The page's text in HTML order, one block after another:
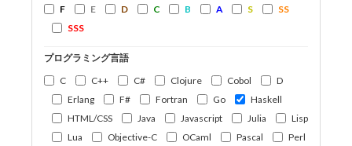
F
E D C B A S
SS
SSS
プログラミング言語
C
C++ C# Clojure Cobol
D
Erlang
F# Fortran Go
Haskell
HTML/CSS
Java Javascript Julia
Lisp
Lua
Objective-C OCaml Pascal
Perl